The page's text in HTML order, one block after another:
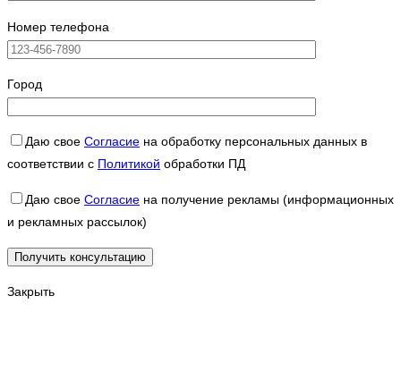
Номер телефона
Город
Даю свое Согласие на обработку персональных данных в
соответствии с Политикой обработки ПД
Даю свое Согласие на получение рекламы (информационных
и рекламных рассылок)
Закрыть